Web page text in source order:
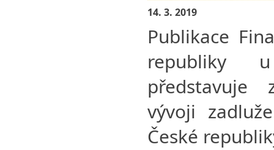
14. 3. 2019
Publikace
republiky
představuje
vývoji
České